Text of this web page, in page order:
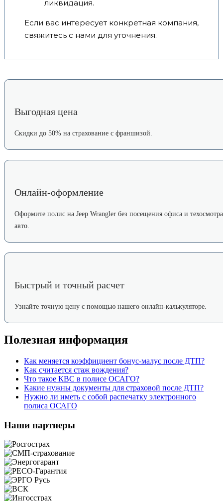
ликвидация.
Если вас интересует конкретная компания,
свяжитесь с нами для уточнения.
Выгодная цена
Скидки до 50% на страхование с франшизой.
Онлайн-оформление
Оформите полис на Jeep Wrangler без посещения офиса и техосмотра
авто.
Быстрый и точный расчет
Узнайте точную цену с помощью нашего онлайн-калькуляторе.
Полезная информация
Как меняется коэффициент бонус-малус после ДТП?
Как считается стаж вождения?
Что такое КВС в полисе ОСАГО?
Какие нужны документы для страховой после ДТП?
Нужно ли иметь с собой распечатку электронного
полиса ОСАГО
Наши партнеры